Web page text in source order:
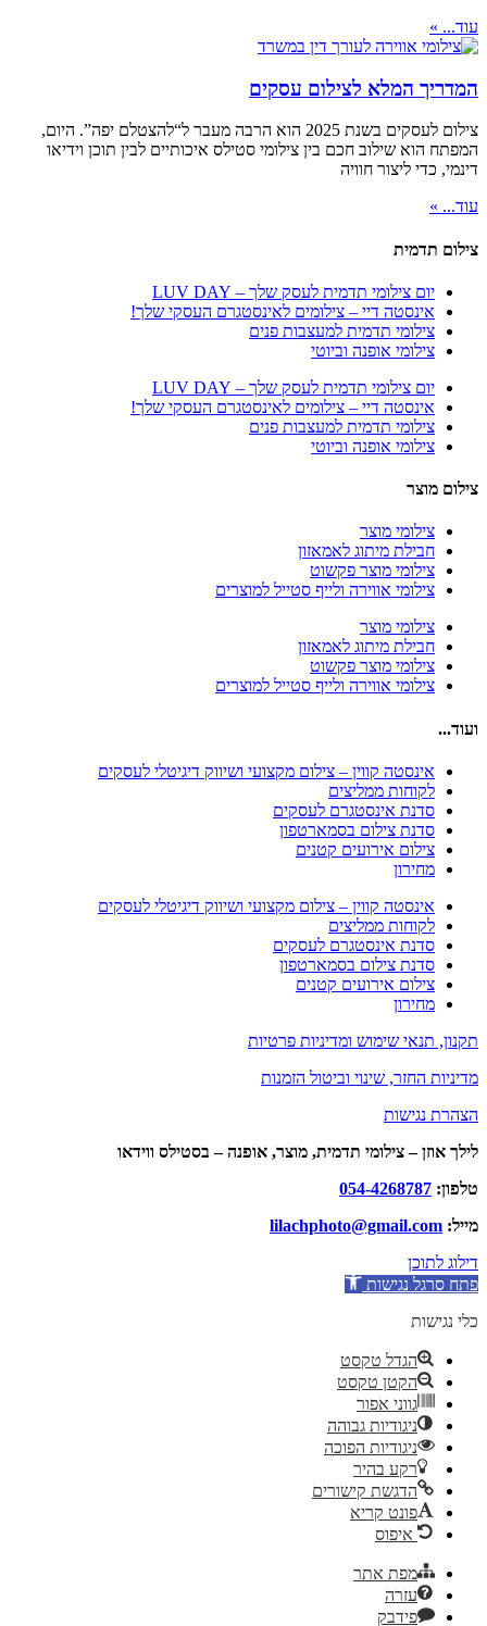
עוד... »
המדריך המלא לצילום עסקים
צילום לעסקים בשנת 2025 הוא הרבה מעבר ל“להצטלם יפה”. היום,
המפתח הוא שילוב חכם בין צילומי סטילס איכותיים לבין תוכן וידיאו
דינמי, כדי ליצור חוויה
עוד... »
צילום תדמית
יום צילומי תדמית לעסק שלך – LUV DAY
אינסטה דיי – צילומים לאינסטגרם העסקי שלך!
צילומי תדמית למעצבות פנים
צילומי אופנה וביוטי
יום צילומי תדמית לעסק שלך – LUV DAY
אינסטה דיי – צילומים לאינסטגרם העסקי שלך!
צילומי תדמית למעצבות פנים
צילומי אופנה וביוטי
צילום מוצר
צילומי מוצר
חבילת מיתוג לאמאזון‎
צילומי מוצר פקשוט
צילומי אווירה ולייף סטייל למוצרים
צילומי מוצר
חבילת מיתוג לאמאזון‎
צילומי מוצר פקשוט
צילומי אווירה ולייף סטייל למוצרים
ועוד...
אינסטה קווין – צילום מקצועי ושיווק דיגיטלי לעסקים
לקוחות ממליצים
סדנת אינסטגרם לעסקים
סדנת צילום בסמארטפון
צילום אירועים קטנים
מחירון
אינסטה קווין – צילום מקצועי ושיווק דיגיטלי לעסקים
לקוחות ממליצים
סדנת אינסטגרם לעסקים
סדנת צילום בסמארטפון
צילום אירועים קטנים
מחירון
תקנון, תנאי שימוש ומדיניות פרטיות
מדיניות החזר, שינוי וביטול הזמנות
הצהרת נגישות
לילך אוזן – צילומי תדמית, מוצר, אופנה – בסטילס ווידאו
טלפון: 054-4268787
מייל: lilachphoto@gmail.com
דילוג לתוכן
פתח סרגל נגישות
כלי נגישות
הגדל טקסט
הקטן טקסט
גווני אפור
ניגודיות גבוהה
ניגודיות הפוכה
רקע בהיר
הדגשת קישורים
פונט קריא
איפוס
מפת אתר
עזרה
פידבק